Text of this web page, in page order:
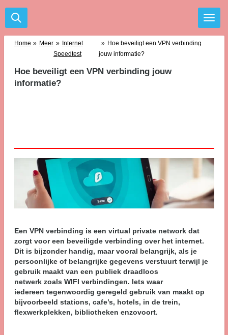
Ga
direct
Home » Meer » Internet
Speedtest
» Hoe beveiligt een VPN verbinding
jouw informatie?
Hoe beveiligt een VPN verbinding jouw
informatie?
Een VPN verbinding is een virtual private network dat
zorgt voor een beveiligde verbinding over het internet.
Dit is bijzonder handig, maar vooral belangrijk, als je
persoonlijke of belangrijke gegevens verstuurt terwijl je
gebruik maakt van een publiek draadloos
netwerk zoals WIFI verbindingen. Iets waar
iedereen tegenwoordig geregeld gebruik van maakt op
bijvoorbeeld stations, cafe’s, hotels, in de trein,
flexwerkplekken, bibliotheken enzovoort.